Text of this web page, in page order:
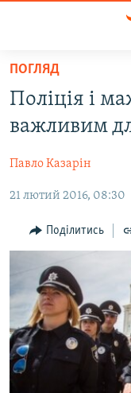
Перейти
основного
матеріалу
до
навігації
Перейти
ВОДА.КРИМ
ПОЛІТИКА
БЛОГИ
ПОГЛЯД
ВСЕ ЗА ДЕНЬ
СПЕЦПРОЕКТИ
ДЕПОРТАЦІЯ
ВІДЕОУРОКИ
ЯК ОБІЙТИ
ПОГЛЯД
Поліція і
важливим
Павло Казарін
21 лютий 2016, 08:30
Поділитись